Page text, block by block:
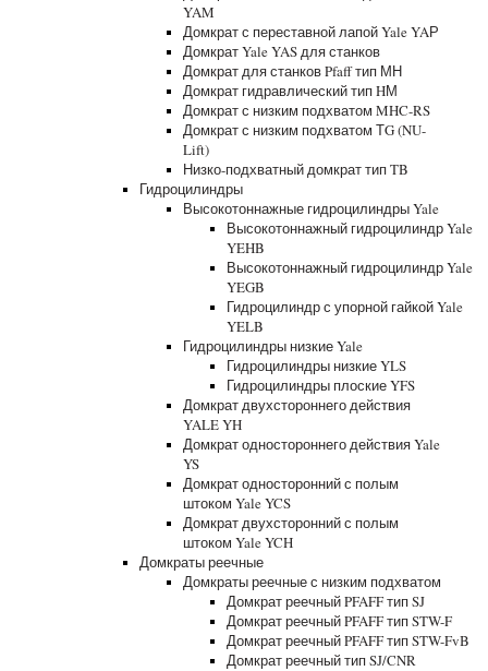
YAM
Домкрат с переставной лапой Yale YAР
Домкрат Yale YAS для станков
Домкрат для станков Pfaff тип МН
Домкрат гидравлический тип HМ
Домкрат с низким подхватом MHC-RS
Домкрат с низким подхватом ТG (NU-
Lift)
Низко-подхватный домкрат тип TB
Гидроцилиндры
Высокотоннажные гидроцилиндры Yale
Высокотоннажный гидроцилиндр Yale
YEHB
Высокотоннажный гидроцилиндр Yale
YEGB
Гидроцилиндр с упорной гайкой Yale
YELB
Гидроцилиндры низкие Yale
Гидроцилиндры низкие YLS
Гидроцилиндры плоские YFS
Домкрат двухстороннего действия
YALE YH
Домкрат одностороннего действия Yale
YS
Домкрат односторонний с полым
штоком Yale YCS
Домкрат двухсторонний с полым
штоком Yale YCH
Домкраты реечные
Домкраты реечные с низким подхватом
Домкрат реечный PFAFF тип SJ
Домкрат реечный PFAFF тип STW-F
Домкрат реечный PFAFF тип STW-FvB
Домкрат реечный тип SJ/CNR